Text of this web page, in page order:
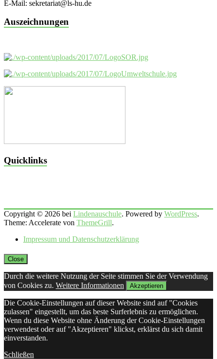
E-Mail: sekretariat@ls-hu.de
Auszeichnungen
Quicklinks
Copyright © 2026 bei Lindenauschule. Powered by WordPress.
Theme: Accelerate von ThemeGrill.
Impressum und Datenschutzerklärung
Close
Durch die weitere Nutzung der Seite stimmen Sie der Verwendung
von Cookies zu. Weitere Informationen Akzeptieren
Die Cookie-Einstellungen auf dieser Website sind auf "Cookies
zulassen" eingestellt, um das beste Surferlebnis zu ermöglichen.
Wenn du diese Website ohne Änderung der Cookie-Einstellungen
verwendest oder auf "Akzeptieren" klickst, erklärst du sich damit
einverstanden.
Schließen